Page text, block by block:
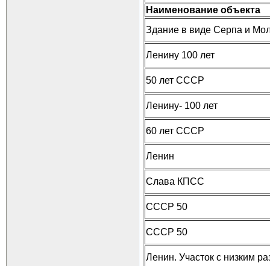
Наименование объекта
Здание в виде Серпа и
Ленину 100 лет
50 лет СССР
Ленину- 100 лет
60 лет СССР
Ленин
Слава КПСС
СССР 50
СССР 50
Ленин. Участок с низким